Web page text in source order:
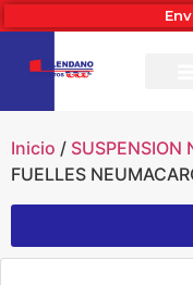
Inicio / SUSPENSION
FUELLES